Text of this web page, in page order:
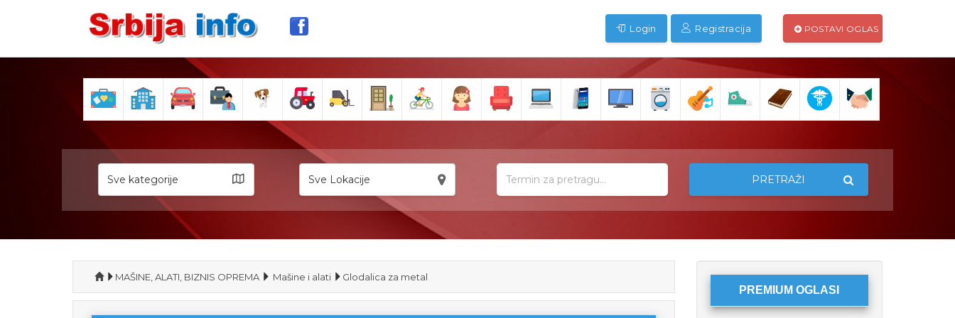
Login Registracija POSTAVI OGLAS
Sve kategorije Sve Lokacije PRETRAŽI
MAŠINE, ALATI, BIZNIS OPREMA Mašine i alati Glodalica za metal
PREMIUM OGLASI